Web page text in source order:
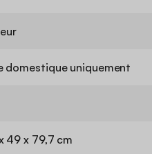
domestique uniquement
49 x 79,7 cm